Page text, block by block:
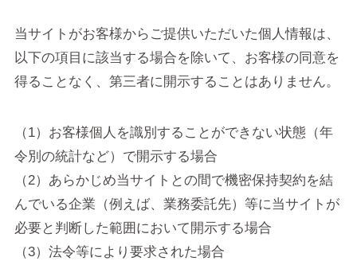
当サイトがお客様からご提供いただいた個人情報は、
以下の項目に該当する場合を除いて、お客様の同意を
得ることなく、第三者に開示することはありません。
（1）お客様個人を識別することができない状態（年
令別の統計など）で開示する場合
（2）あらかじめ当サイトとの間で機密保持契約を結
んでいる企業（例えば、業務委託先）等に当サイトが
必要と判断した範囲において開示する場合
（3）法令等により要求された場合